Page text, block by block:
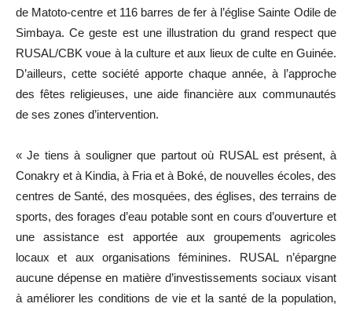
de Matoto-centre et 116 barres de fer à l’église Sainte Odile de
Simbaya. Ce geste est une illustration du grand respect que
RUSAL/CBK voue à la culture et aux lieux de culte en Guinée.
D’ailleurs, cette société apporte chaque année, à l’approche
des fêtes religieuses, une aide financière aux communautés
de ses zones d’intervention.
« Je tiens à souligner que partout où RUSAL est présent, à
Conakry et à Kindia, à Fria et à Boké, de nouvelles écoles, des
centres de Santé, des mosquées, des églises, des terrains de
sports, des forages d’eau potable sont en cours d’ouverture et
une assistance est apportée aux groupements agricoles
locaux et aux organisations féminines. RUSAL n’épargne
aucune dépense en matière d’investissements sociaux visant
à améliorer les conditions de vie et la santé de la population,